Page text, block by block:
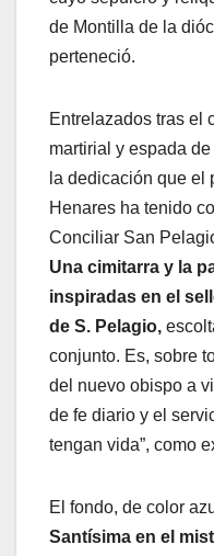
de Montilla de la
perteneció.
Entrelazados tras el
martirial y espada
la dedicación que el
Henares ha tenido
Conciliar San
Una cimitarra y la
inspiradas en el
de S. Pelagio,
conjunto. Es, sobre
del nuevo obispo a
de fe diario y el
tengan vida”, como
El fondo, de color
Santísima en el